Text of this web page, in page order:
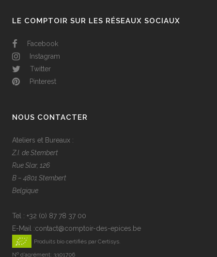
LE COMPTOIR SUR LES RÉSEAUX SOCIAUX
Facebook
Instagram
Twitter
Pinterest
NOUS CONTACTER
Ateliers et Bureaux :
Z.I. de Stembert
Rue Slar, 126
B – 4801 Stembert
Belgique
Tel : +32 (0) 87 78 37 00
E-Mail :contact@comptoir-des-epices.be
Produits bio certifiés par Certisys.
Nº d’agrément: 3301706